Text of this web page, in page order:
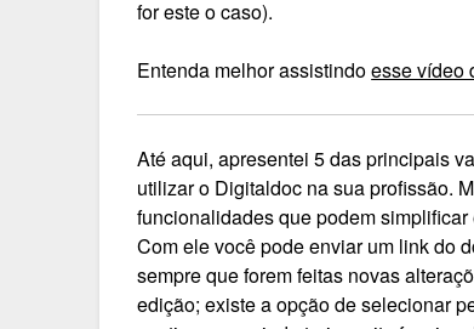
for este o caso).
Entenda melhor assistindoesse vídeo
Até aqui, apresentei 5 das principais
utilizar o Digitaldoc na sua profissão.
funcionalidades que podem simplificar
Com ele você pode enviar um link do
sempre que forem feitas novas
edição; existe a opção de selecionar